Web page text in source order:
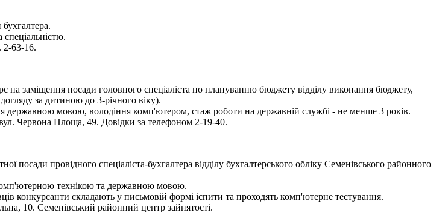
2-63-16.
заміщення посади головного спеціаліста по плануванню бюджету відділу виконання бюджету,
за дитиною до 3-річного віку).
державною мовою, володіння комп'ютером, стаж роботи на державній службі - не менше 3 років.
Червона Площа, 49. Довідки за телефоном 2-19-40.
посади провідного спеціаліста-бухгалтера відділу бухгалтерського обліку Семенівського районного
технікою та державною мовою.
конкурсанти складають у письмовій формі іспити та проходять комп'ютерне тестування.
10. Семенівський районний центр зайнятості.